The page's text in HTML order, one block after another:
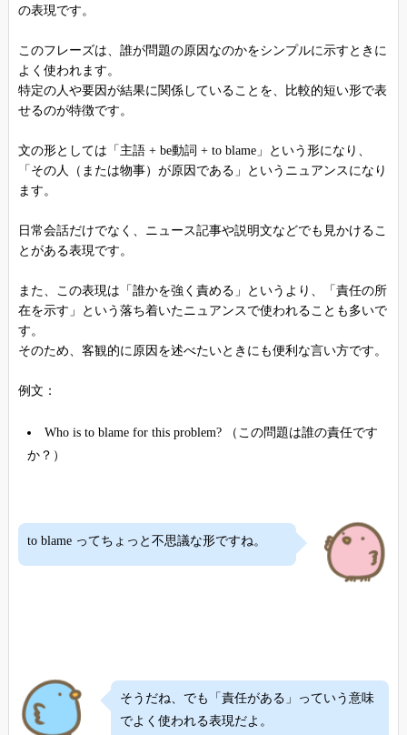
の表現です。
このフレーズは、誰が問題の原因なのかをシンプルに示すときに
よく使われます。
特定の人や要因が結果に関係していることを、比較的短い形で表
せるのが特徴です。
文の形としては「主語 + be動詞 + to blame」という形になり、
「その人（または物事）が原因である」というニュアンスになり
ます。
日常会話だけでなく、ニュース記事や説明文などでも見かけるこ
とがある表現です。
また、この表現は「誰かを強く責める」というより、「責任の所
在を示す」という落ち着いたニュアンスで使われることも多いで
す。
そのため、客観的に原因を述べたいときにも便利な言い方です。
例文：
Who is to blame for this problem? （この問題は誰の責任です
か？）
to blame ってちょっと不思議な形ですね。
そうだね、でも「責任がある」っていう意味
でよく使われる表現だよ。